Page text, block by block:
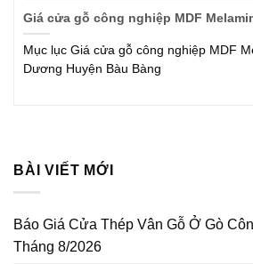
Giá cửa gỗ công nghiệp MDF
Mục lục Giá cửa gỗ công nghiệp MDF
Dương Huyện Bàu Bàng
BÀI VIẾT MỚI
Báo Giá Cửa Thép Vân Gỗ Ở Gò
Tháng 8/2026